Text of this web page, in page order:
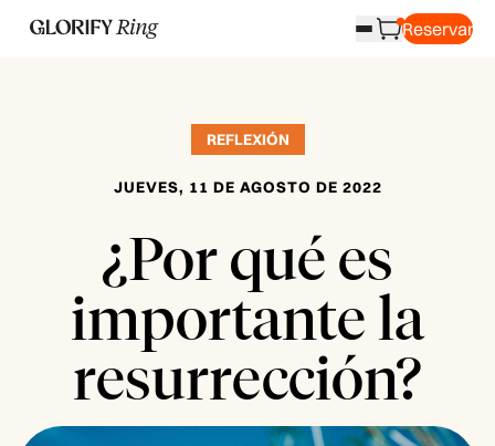
Reservar
REFLEXIÓN
JUEVES, 11 DE AGOSTO DE 2022
¿Por qué es
importante la
resurrección?